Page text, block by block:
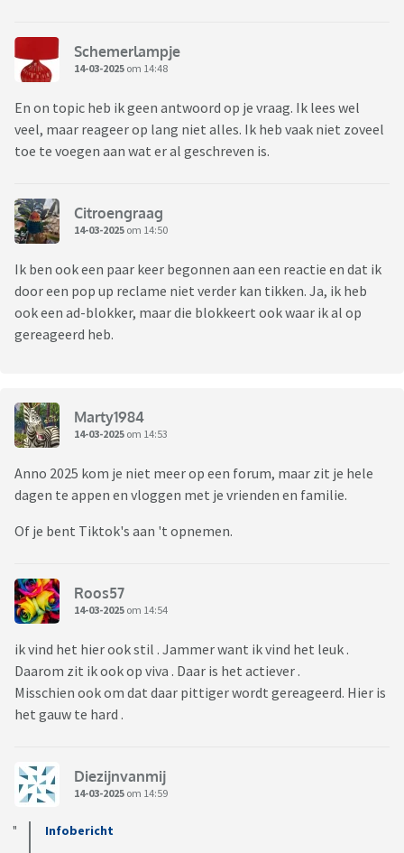
Schemerlampje
14-03-2025 om 14:48
En on topic heb ik geen antwoord op je vraag. Ik lees wel
veel, maar reageer op lang niet alles. Ik heb vaak niet zoveel
toe te voegen aan wat er al geschreven is.
Citroengraag
14-03-2025 om 14:50
Ik ben ook een paar keer begonnen aan een reactie en dat ik
door een pop up reclame niet verder kan tikken. Ja, ik heb
ook een ad-blokker, maar die blokkeert ook waar ik al op
gereageerd heb.
Marty1984
14-03-2025 om 14:53
Anno 2025 kom je niet meer op een forum, maar zit je hele
dagen te appen en vloggen met je vrienden en familie.
Of je bent Tiktok's aan 't opnemen.
Roos57
14-03-2025 om 14:54
ik vind het hier ook stil . Jammer want ik vind het leuk .
Daarom zit ik ook op viva . Daar is het actiever .
Misschien ook om dat daar pittiger wordt gereageerd. Hier is
het gauw te hard .
Diezijnvanmij
14-03-2025 om 14:59
Infobericht